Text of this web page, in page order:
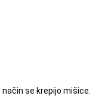
se krepijo mišice.